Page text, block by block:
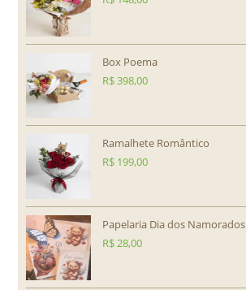
Box Poema
R$398,00
Ramalhete Romântico
R$ 199,00
Papelaria Dia dos Namorados
R$28,00